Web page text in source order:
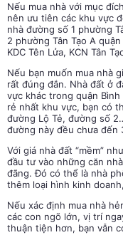
Nếu mua nhà với mục
nên ưu tiên các khu vực
nhà đường số 1 phường
2 phường Tân Tạo A quận
KDC Tên Lửa, KCN Tân
Nếu bạn muốn mua nhà
rất đúng đắn. Nhà đất ở
vực khác trong quận
rẻ nhất khu vực, bạn có
đường Lộ Tẻ, đường số
đường này đều chưa đến
Với giá nhà đất “mềm”
đầu tư vào những căn
đãng. Đó có thể là nhà
thêm loại hình kinh
Nếu xác định mua nhà
các con ngõ lớn, vị trí
thuận tiện hơn, bạn vẫn